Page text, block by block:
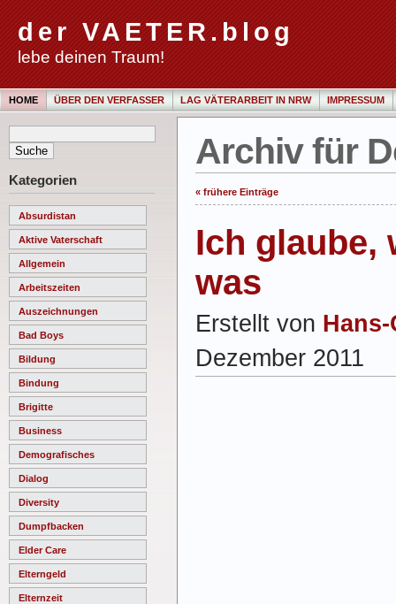
der VAETER.blog
lebe deinen Traum!
HOME ÜBER DEN VERFASSER LAG VÄTERARBEIT IN NRW IMPRESSUM
Kategorien
Absurdistan
Aktive Vaterschaft
Allgemein
Arbeitszeiten
Auszeichnungen
Bad Boys
Bildung
Bindung
Brigitte
Business
Demografisches
Dialog
Diversity
Dumpfbacken
Elder Care
Elterngeld
Elternzeit
Archiv für
« frühere Einträge
Ich glaube,
was
Erstellt von
Dezember 2011